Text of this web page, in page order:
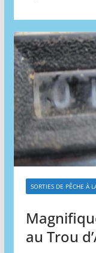
SORTIES DE PÊCHE À
au Trou